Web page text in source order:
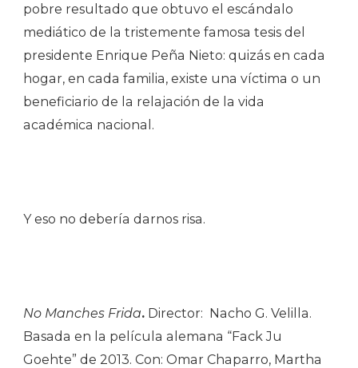
pobre resultado que obtuvo el escándalo
mediático de la tristemente famosa tesis del
presidente Enrique Peña Nieto: quizás en cada
hogar, en cada familia, existe una víctima o un
beneficiario de la relajación de la vida
académica nacional.
Y eso no debería darnos risa.
No Manches Frida. Director: Nacho G. Velilla.
Basada en la película alemana “Fack Ju
Goehte” de 2013. Con: Omar Chaparro, Martha